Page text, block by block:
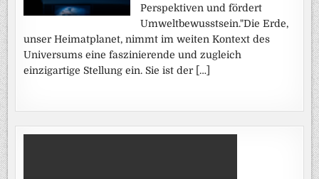
Perspektiven und fördert
Umweltbewusstsein."Die Erde,
unser Heimatplanet, nimmt im weiten Kontext des
Universums eine faszinierende und zugleich
einzigartige Stellung ein. Sie ist der […]